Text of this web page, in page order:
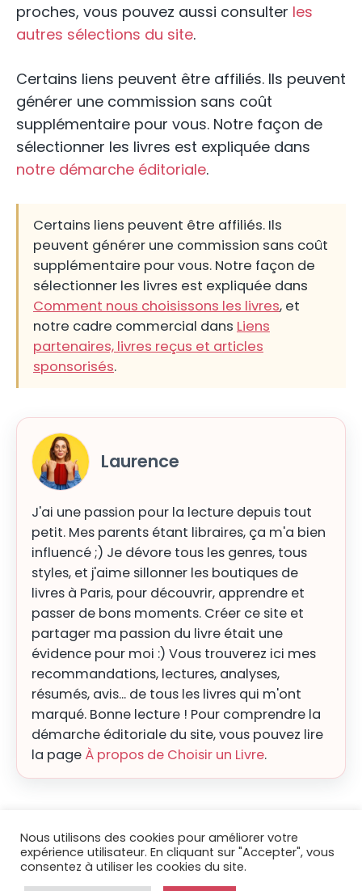
proches, vous pouvez aussi consulter les
autres sélections du site.
Certains liens peuvent être affiliés. Ils peuvent
générer une commission sans coût
supplémentaire pour vous. Notre façon de
sélectionner les livres est expliquée dans
notre démarche éditoriale.
Certains liens peuvent être affiliés. Ils
peuvent générer une commission sans coût
supplémentaire pour vous. Notre façon de
sélectionner les livres est expliquée dans
Comment nous choisissons les livres, et
notre cadre commercial dans Liens
partenaires, livres reçus et articles
sponsorisés.
Laurence
J'ai une passion pour la lecture depuis tout
petit. Mes parents étant libraires, ça m'a bien
influencé ;) Je dévore tous les genres, tous
styles, et j'aime sillonner les boutiques de
livres à Paris, pour découvrir, apprendre et
passer de bons moments. Créer ce site et
partager ma passion du livre était une
évidence pour moi :) Vous trouverez ici mes
recommandations, lectures, analyses,
résumés, avis... de tous les livres qui m'ont
marqué. Bonne lecture ! Pour comprendre la
démarche éditoriale du site, vous pouvez lire
la page À propos de Choisir un Livre.
© 2026Choisir un livre|Blog|Mentions légales
propos
Nous utilisons des cookies pour améliorer votre
expérience utilisateur. En cliquant sur "Accepter", vous
consentez à utiliser les cookies du site.